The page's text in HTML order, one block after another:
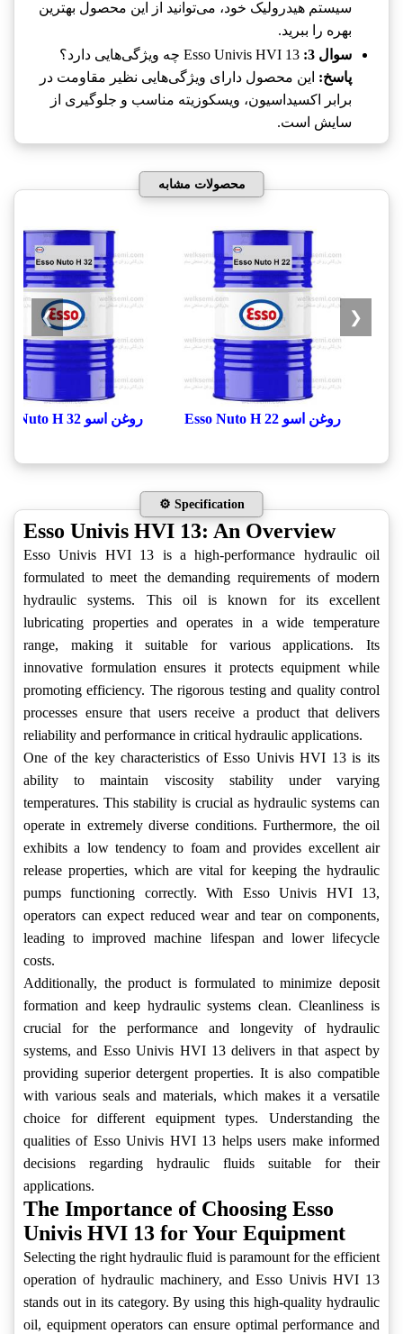
سیستم هیدرولیک خود، می‌توانید از این محصول بهترین
بهره را ببرید.
سوال 3:
پاسخ: این محصول دارای ویژگی‌هایی نظیر مقاومت در
برابر اکسیداسیون، ویسکوزیته مناسب و جلوگیری از
سایش است.
محصولات مشابه
روغن اسو Esso Nuto H 22 روغن اسو Esso Nuto H 32
❮
❯
⚙️ Specification
Esso Univis HVI 13: An Overview
Esso Univis HVI 13 is a high-performance hydraulic oil
formulated to meet the demanding requirements of modern
hydraulic systems. This oil is known for its excellent
lubricating properties and operates in a wide temperature
range, making it suitable for various applications. Its
innovative formulation ensures it protects equipment while
promoting efficiency. The rigorous testing and quality control
processes ensure that users receive a product that delivers
reliability and performance in critical hydraulic applications.
One of the key characteristics of Esso Univis HVI 13 is its
ability to maintain viscosity stability under varying
temperatures. This stability is crucial as hydraulic systems can
operate in extremely diverse conditions. Furthermore, the oil
exhibits a low tendency to foam and provides excellent air
release properties, which are vital for keeping the hydraulic
pumps functioning correctly. With Esso Univis HVI 13,
operators can expect reduced wear and tear on components,
leading to improved machine lifespan and lower lifecycle
costs.
Additionally, the product is formulated to minimize deposit
formation and keep hydraulic systems clean. Cleanliness is
crucial for the performance and longevity of hydraulic
systems, and Esso Univis HVI 13 delivers in that aspect by
providing superior detergent properties. It is also compatible
with various seals and materials, which makes it a versatile
choice for different equipment types. Understanding the
qualities of Esso Univis HVI 13 helps users make informed
decisions regarding hydraulic fluids suitable for their
applications.
The Importance of Choosing Esso
Univis HVI 13 for Your Equipment
Selecting the right hydraulic fluid is paramount for the efficient
operation of hydraulic machinery, and Esso Univis HVI 13
stands out in its category. By using this high-quality hydraulic
oil, equipment operators can ensure optimal performance and